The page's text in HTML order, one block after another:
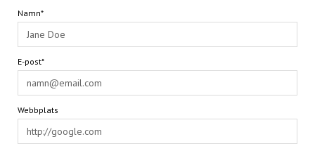
Namn*
E-post*
Webbplats